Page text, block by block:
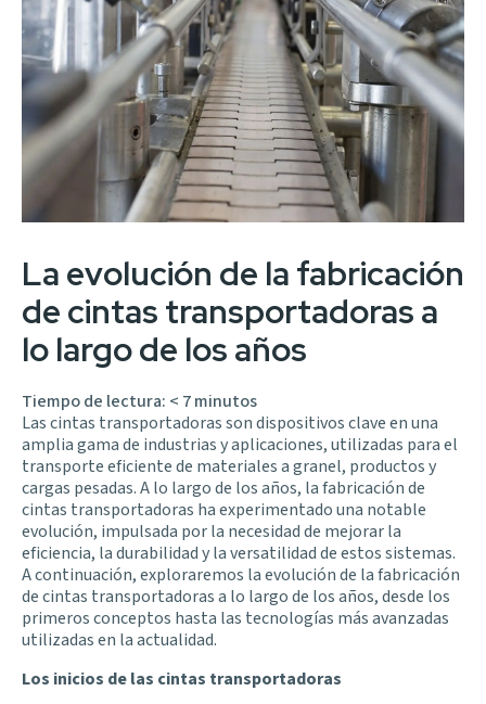
La evolución de la fabricación
de cintas transportadoras a
lo largo de los años
Tiempo de lectura: < 7minutos
Las cintas transportadoras son dispositivos clave en una
amplia gama de industrias y aplicaciones, utilizadas para el
transporte eficiente de materiales a granel, productos y
cargas pesadas. A lo largo de los años, la fabricación de
cintas transportadoras ha experimentado una notable
evolución, impulsada por la necesidad de mejorar la
eficiencia, la durabilidad y la versatilidad de estos sistemas.
A continuación, exploraremos la evolución de la fabricación
de cintas transportadoras a lo largo de los años, desde los
primeros conceptos hasta las tecnologías más avanzadas
utilizadas en la actualidad.
Los inicios de las cintas transportadoras